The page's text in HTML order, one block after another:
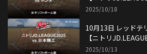
2025/10/18
10月13日 レッドテ
【ニトリ
2025/10/13